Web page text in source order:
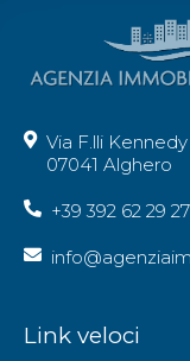
Via F.lli Kennedy
07041 Alghero
+39 392 62 29
Link veloci